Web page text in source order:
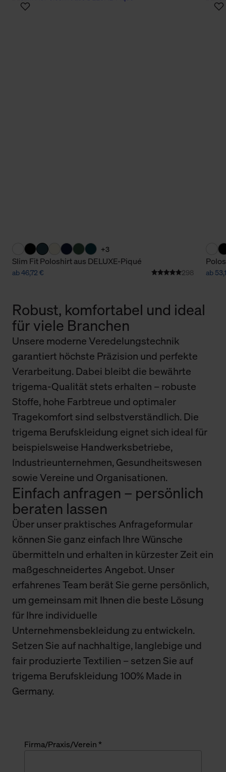
+3
Slim Fit Poloshirt aus DELUXE-Piqué
ab 46,72 € 298 ab
Robust, komfortabel und ideal
für viele Branchen
Unsere moderne Veredelungstechnik
garantiert höchste Präzision und perfekte
Verarbeitung. Dabei bleibt die bewährte
trigema-Qualität stets erhalten – robuste
Stoffe, hohe Farbtreue und optimaler
Tragekomfort sind selbstverständlich. Die
trigema Berufskleidung eignet sich ideal für
beispielsweise Handwerksbetriebe,
Industrieunternehmen, Gesundheitswesen
sowie Vereine und Organisationen.
Einfach anfragen – persönlich
beraten lassen
Über unser praktisches Anfrageformular
können Sie ganz einfach Ihre Wünsche
übermitteln und erhalten in kürzester Zeit ein
maßgeschneidertes Angebot. Unser
erfahrenes Team berät Sie gerne persönlich,
um gemeinsam mit Ihnen die beste Lösung
für Ihre individuelle
Unternehmensbekleidung zu entwickeln.
Setzen Sie auf nachhaltige, langlebige und
fair produzierte Textilien – setzen Sie auf
trigema Berufskleidung 100% Made in
Germany.
Firma/Praxis/Verein *